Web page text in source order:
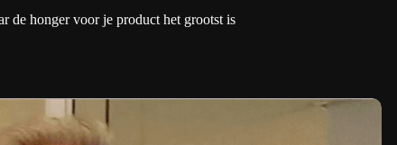
de honger voor je product het grootst is